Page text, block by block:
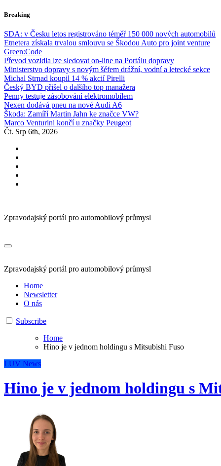
Skip
content
Breaking
SDA: v Česku letos registrováno téměř 150 000 nových automobilů
Etnetera získala trvalou smlouvu se Škodou Auto pro joint venture
Green:Code
Převod vozidla lze sledovat on-line na Portálu dopravy
Ministerstvo dopravy s novým šéfem drážní, vodní a letecké sekce
Michal Strnad koupil 14 % akcií Pirelli
Český BYD přišel o dalšího top manažera
Penny testuje zásobování elektromobilem
Nexen dodává pneu na nové Audi A6
Škoda: Zamíří Martin Jahn ke značce VW?
Marco Venturini končí u značky Peugeot
Čt. Srp 6th, 2026
Zpravodajský portál pro automobilový průmysl
Zpravodajský portál pro automobilový průmysl
Home
Newsletter
O nás
Subscribe
Home
Hino je v jednom holdingu s Mitsubishi Fuso
LUV News
Hino je v jednom holdingu s